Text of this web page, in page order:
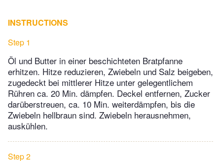
INSTRUCTIONS
Step 1
Öl und Butter in einer beschichteten Bratpfanne
erhitzen. Hitze reduzieren, Zwiebeln und Salz beigeben,
zugedeckt bei mittlerer Hitze unter gelegentlichem
Rühren ca. 20 Min. dämpfen. Deckel entfernen, Zucker
darüberstreuen, ca. 10 Min. weiterdämpfen, bis die
Zwiebeln hellbraun sind. Zwiebeln herausnehmen,
auskühlen.
Step 2